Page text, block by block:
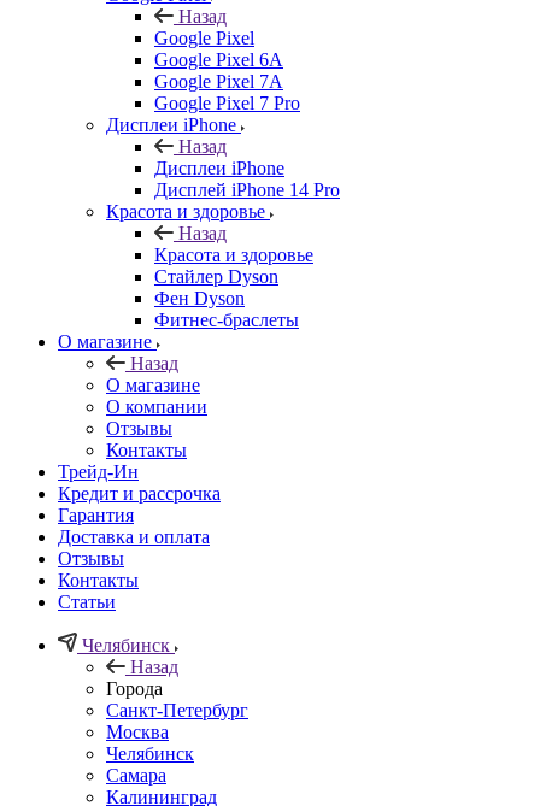
Назад
Google Pixel
Google Pixel 6A
Google Pixel 7А
Google Pixel 7 Pro
Дисплеи iPhone
Назад
Дисплеи iPhone
Дисплей iPhone 14 Pro
Красота и здоровье
Назад
Красота и здоровье
Стайлер Dyson
Фен Dyson
Фитнес-браслеты
О магазине
Назад
О магазине
О компании
Отзывы
Контакты
Трейд-Ин
Кредит и рассрочка
Гарантия
Доставка и оплата
Отзывы
Контакты
Статьи
Челябинск
Назад
Города
Санкт-Петербург
Москва
Челябинск
Самара
Калининград